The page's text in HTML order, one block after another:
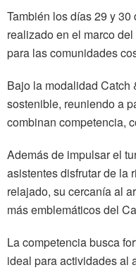
También los días 29 y
realizado en el marco
para las comunidades
Bajo la modalidad Catch
sostenible, reuniendo a
combinan competencia,
Además de impulsar el
asistentes disfrutar de la
relajado, su cercanía al
más emblemáticos del
La competencia busca
ideal para actividades al